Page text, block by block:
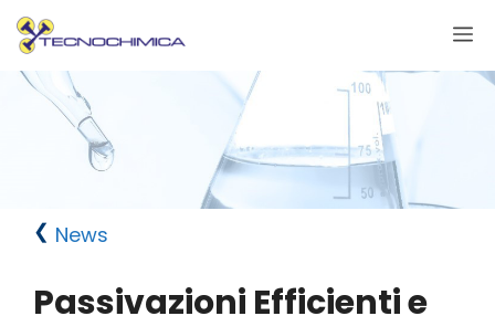
Vai
contenuto
News
Passivazioni Efficienti e